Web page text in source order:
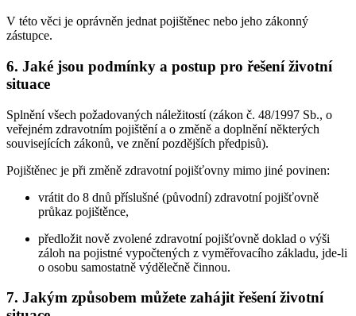
V této věci je oprávněn jednat pojištěnec nebo jeho zákonný
zástupce.
6. Jaké jsou podmínky a postup pro řešení životní
situace
Splnění všech požadovaných náležitostí (zákon č. 48/1997 Sb., o
veřejném zdravotním pojištění a o změně a doplnění některých
souvisejících zákonů, ve znění pozdějších předpisů).
Pojištěnec je při změně zdravotní pojišťovny mimo jiné povinen:
vrátit do 8 dnů příslušné (původní) zdravotní pojišťovně
průkaz pojištěnce,
předložit nově zvolené zdravotní pojišťovně doklad o výši
záloh na pojistné vypočtených z vyměřovacího základu, jde-li
o osobu samostatně výdělečně činnou.
7. Jakým způsobem můžete zahájit řešení životní